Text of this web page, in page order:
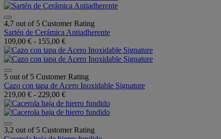
4,7 out of 5 Customer Rating
Sartén de Cerámica Antiadherente
109,00 € - 155,00 €
5 out of 5 Customer Rating
Cazo con tapa de Acero Inoxidable Signature
219,00 € - 229,00 €
3,2 out of 5 Customer Rating